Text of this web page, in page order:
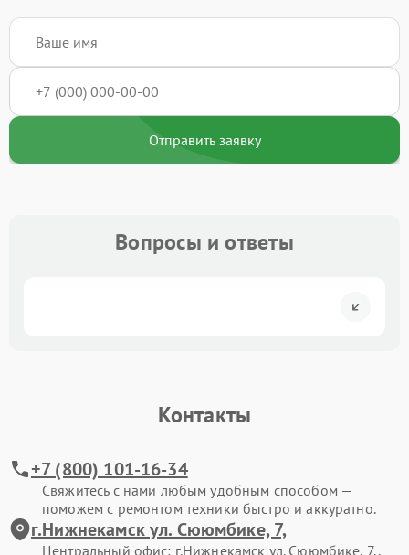
Отправить заявку
Вопросы и ответы
Контакты
+7 (800) 101-16-34
Свяжитесь с нами любым удобным способом —
поможем с ремонтом техники быстро и аккуратно.
г.Нижнекамск ул. Сююмбике, 7,
Центральный офис: г.Нижнекамск ул. Сююмбике, 7,.